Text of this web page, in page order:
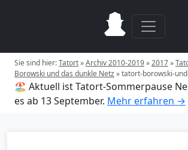
Sie sind hier:Tatort»Archiv 2010-2019»2017»
Borowski und das dunkle Netz»tatort-borowski-
🏖️ Aktuell ist Tatort-Sommerpause
es ab 13 September. Mehr erfahren →